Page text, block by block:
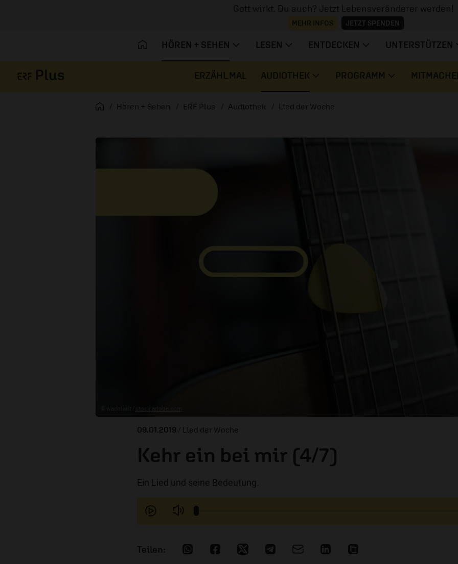
Gott wirkt. Du auch? Jetzt Lebensveränderer werden!
MEHR INFOS JETZT SPENDEN
HÖREN + SEHEN LESEN ENTDECKEN UNTERSTÜTZEN
ERZÄHL MAL AUDIOTHEK PROGRAMM
Startseite
Hören + Sehen ERF Plus Audiothek Lied der Woche
09.01.2019 / Lied der Woche
Kehr ein bei mir (4/7)
Ein Lied und seine Bedeutung.